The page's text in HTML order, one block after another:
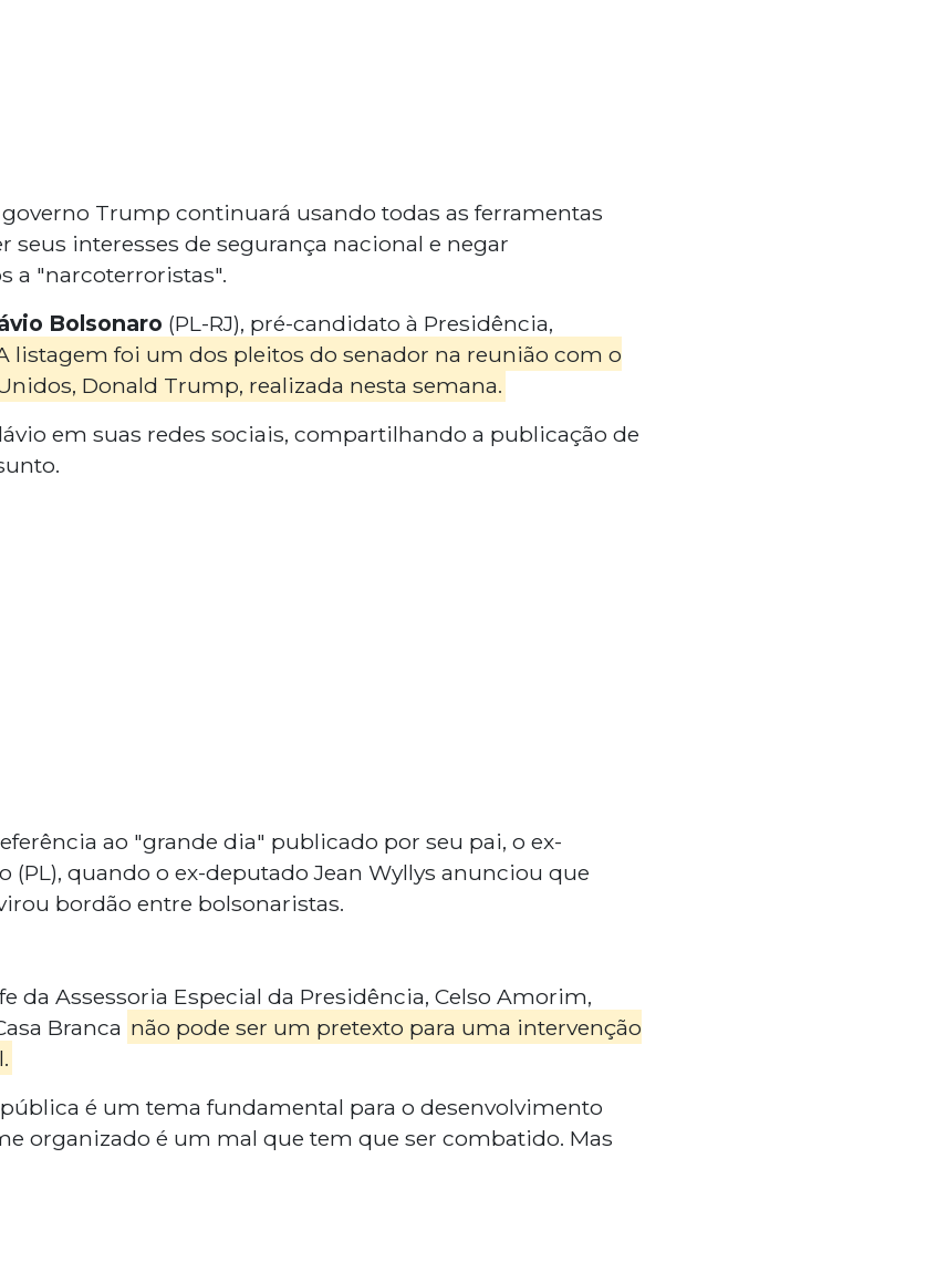
Trump continuará usando todas as ferramentas
seus interesses de segurança nacional e negar
a "narcoterroristas".
Bolsonaro (PL-RJ), pré-candidato à Presidência,
listagem foi um dos pleitos do senador na reunião com o
Donald Trump, realizada nesta semana.
em suas redes sociais, compartilhando a publicação de
ao "grande dia" publicado por seu pai, o ex-
(PL), quando o ex-deputado Jean Wyllys anunciou que
bordão entre bolsonaristas.
da Assessoria Especial da Presidência, Celso Amorim,
Branca não pode ser um pretexto para uma intervenção
é um tema fundamental para o desenvolvimento
organizado é um mal que tem que ser combatido. Mas